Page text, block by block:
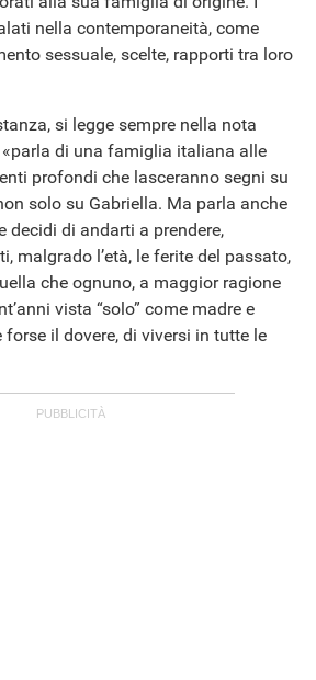
nella contemporaneità, come
sessuale, scelte, rapporti tra loro
si legge sempre nella nota
di una famiglia italiana alle
profondi che lasceranno segni su
solo su Gabriella. Ma parla anche
decidi di andarti a prendere,
malgrado l’età, le ferite del passato,
che ognuno, a maggior ragione
vista “solo” come madre e
forse il dovere, di viversi in tutte le